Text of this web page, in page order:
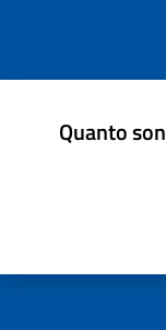
Quanto